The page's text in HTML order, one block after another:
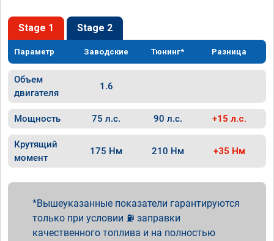
Stage 1 Stage 2
Параметр Заводские Тюнинг* Разница
Объем
двигателя
1.6
Мощность 75 л.с. 90 л.с. +15 л.с.
Крутящий
момент
175 Нм 210 Нм +35 Нм
Вышеуказанные показатели гарантируются
только при условии ⛽ заправки
качественного топлива и на полностью